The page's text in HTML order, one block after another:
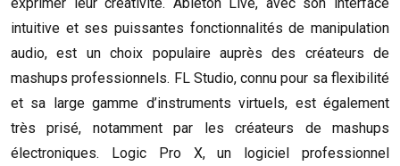
intuitive et ses puissantes fonctionnalités de manipulation
audio, est un choix populaire auprès des créateurs de
mashups professionnels. FL Studio, connu pour sa flexibilité
et sa large gamme d’instruments virtuels, est également
très prisé, notamment par les créateurs de mashups
électroniques. Logic Pro X, un logiciel professionnel